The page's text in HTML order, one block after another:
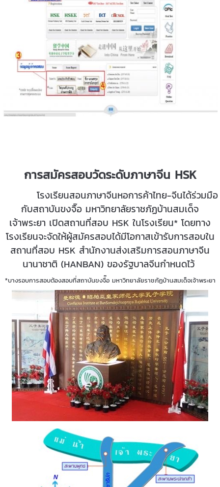
การสมัครสอบวัดระดับภาษาจีน HSK
โรงเรียนสอนภาษาจีนหอการค้าไทย-จีนได้ร่วมมือ
กับสถาบันขงจื๊อ มหาวิทยาลัยราชภัฏบ้านสมเด็จ
เจ้าพระยา เปิดสถานที่สอบ HSK ในโรงเรียน* โดยทาง
โรงเรียนจะจัดให้ผู้สมัครสอบได้มีโอกาสเข้ารับการสอบใน
สถานที่สอบ HSK สำนักงานส่งเสริมการสอนภาษาจีน
นานาชาติ (HANBAN) ของรัฐบาลจีนกำหนดไว้
*บางรอบการสอบต้องสอบที่สถาบันขงจื๊อ มหาวิทยาลัยราชภัฏบ้านสมเด็จเจ้าพระยา